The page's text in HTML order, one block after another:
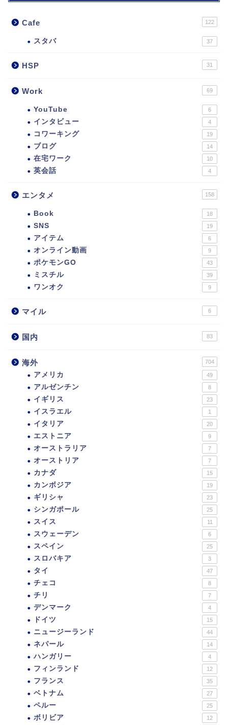
Cafe 122
スタバ 37
HSP 31
Work 69
YouTube 6
インタビュー 4
コワーキング 19
ブログ 14
在宅ワーク 10
英会話 4
エンタメ 158
Book 18
SNS 19
アイテム 6
オンライン動画 9
ポケモンGO 43
ミスチル 39
ワンオク 9
マイル 6
国内 83
海外 704
アメリカ 49
アルゼンチン 8
イギリス 23
イスラエル 1
イタリア 20
エストニア 9
オーストラリア 7
オーストリア 7
カナダ 15
カンボジア 19
ギリシャ 23
シンガポール 25
スイス 11
スウェーデン 6
スペイン 25
スロバキア 3
タイ 47
チェコ 8
チリ 7
デンマーク 4
ドイツ 15
ニュージーランド 44
ネパール 14
ハンガリー 4
フィンランド 12
フランス 35
ベトナム 27
ペルー 25
ボリビア 12